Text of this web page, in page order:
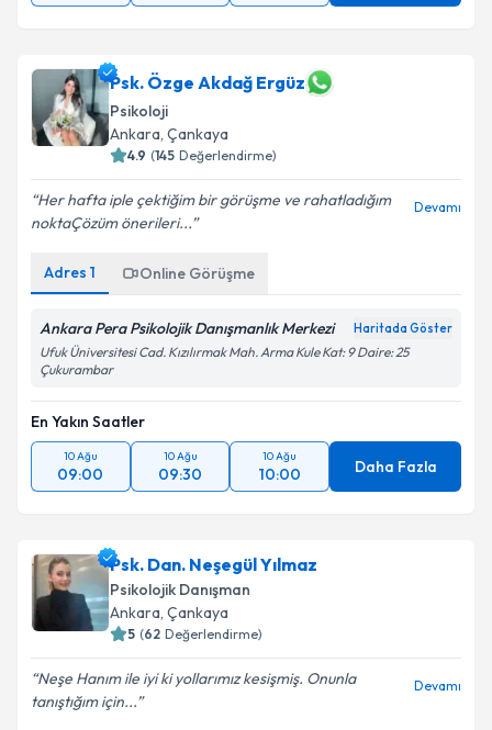
Psk. Özge Akdağ Ergüz
Psikoloji
Ankara, Çankaya
4.9 (145 Değerlendirme)
Her hafta iple çektiğim bir görüşme ve rahatladığım
nokta️Çözüm önerileri...
Devamı
Adres 1 Online Görüşme
Ankara Pera Psikolojik Danışmanlık Merkezi Haritada Göster
Ufuk Üniversitesi Cad. Kızılırmak Mah. Arma Kule Kat: 9 Daire: 25
Çukurambar
En Yakın Saatler
10 Ağu
09:00
10 Ağu
09:30
10 Ağu
10:00 Daha Fazla
Psk. Dan. Neşegül Yılmaz
Psikolojik Danışman
Ankara, Çankaya
5 (62 Değerlendirme)
Neşe Hanım ile iyi ki yollarımız kesişmiş. Onunla
tanıştığım için...
Devamı